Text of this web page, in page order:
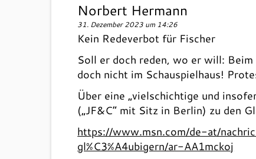
Norbert Hermann
31. Dezember 2023 um 14:26
Kein Redeverbot für Fischer
Soll er doch reden, wo er will:
doch nicht im Schauspielhaus!
Über eine „vielschichtige und
(„JF&C“ mit Sitz in Berlin) zu den
https://www.msn.com/de-at/
gl%C3%A4ubigern/ar-AA1mckoj